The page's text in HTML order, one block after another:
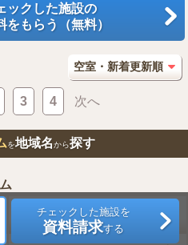
ックした施設の
をもらう（無料）
チェックした施設を
資料請求する
3 4 次へ
を地域名から探す
大阪市福島区 11件